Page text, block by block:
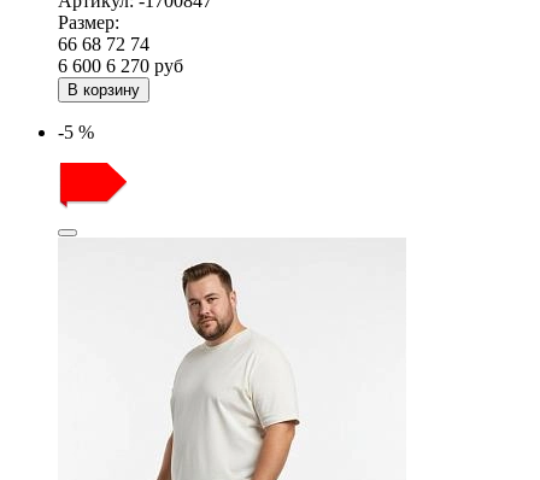
Размер:
66 68 72 74
6 600 6 270 руб
В корзину
-5 %